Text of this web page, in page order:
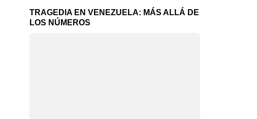
TRAGEDIA EN VENEZUELA: MÁS ALLÁ DE
LOS NÚMEROS